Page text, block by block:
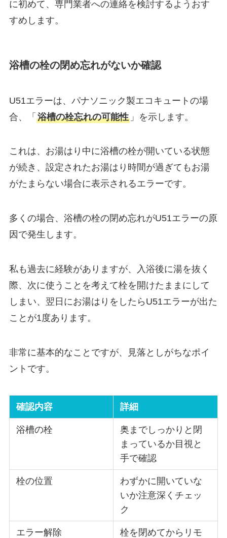
に初めて、専門業者への連絡を検討するようおす
すめします。
浴槽の栓の閉め忘れがないか確認
U51エラーは、パナソニック製エコキュートの場
合、「 浴槽の栓忘れの可能性」を示します。
これは、お湯はり中に浴槽の栓が開いている状態
が続き、設定されたお湯はり時間が過ぎてもお湯
がたまらない場合に表示されるエラーです。
多くの場合、浴槽の栓の閉め忘れがU51エラーの原
因で発生します。
私も過去に経験がありますが、入浴後に湯を抜く
際、次に使うことを考えて栓を開けたままにして
しまい、翌日にお湯はりをしたらU51エラーが出た
ことが1度あります。
非常に基本的なことですが、見落としがちなポイ
ントです。
確認内容 詳細
浴槽の栓
奥までしっかりと閉
まっているか目視と
手で確認
栓の位置
わずかに開いていな
いか注意深くチェッ
ク
エラー解除
栓を閉めてからリモ